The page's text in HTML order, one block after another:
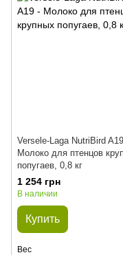
Versele-Laga NutriBird
Молоко для птенцов
попугаев, 0,8 кг
1 254 грн
В наличии
Купить
Вес